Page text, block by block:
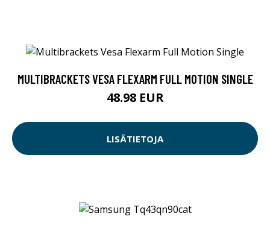
MULTIBRACKETS VESA FLEXARM FULL MOTION SINGLE
48.98 EUR
LISÄTIETOJA